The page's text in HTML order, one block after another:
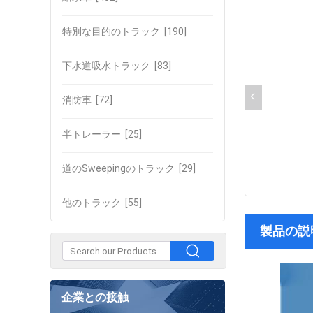
特別な目的のトラック [190]
下水道吸水トラック [83]
消防車 [72]
半トレーラー [25]
道のSweepingのトラック [29]
他のトラック [55]
企業との接触
製品の